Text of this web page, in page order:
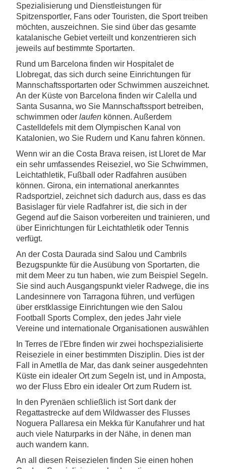
Spezialisierung und Dienstleistungen für
Spitzensportler, Fans oder Touristen, die Sport treiben
möchten, auszeichnen. Sie sind über das gesamte
katalanische Gebiet verteilt und konzentrieren sich
jeweils auf bestimmte Sportarten.
Rund um Barcelona finden wir Hospitalet de
Llobregat, das sich durch seine Einrichtungen für
Mannschaftssportarten oder Schwimmen auszeichnet.
An der Küste von Barcelona finden wir Calella und
Santa Susanna, wo Sie Mannschaftssport betreiben,
schwimmen oder laufen können. Außerdem
Castelldefels mit dem Olympischen Kanal von
Katalonien, wo Sie Rudern und Kanu fahren können.
Wenn wir an die Costa Brava reisen, ist Lloret de Mar
ein sehr umfassendes Reiseziel, wo Sie Schwimmen,
Leichtathletik, Fußball oder Radfahren ausüben
können. Girona, ein international anerkanntes
Radsportziel, zeichnet sich dadurch aus, dass es das
Basislager für viele Radfahrer ist, die sich in der
Gegend auf die Saison vorbereiten und trainieren, und
über Einrichtungen für Leichtathletik oder Tennis
verfügt.
An der Costa Daurada sind Salou und Cambrils
Bezugspunkte für die Ausübung von Sportarten, die
mit dem Meer zu tun haben, wie zum Beispiel Segeln.
Sie sind auch Ausgangspunkt vieler Radwege, die ins
Landesinnere von Tarragona führen, und verfügen
über erstklassige Einrichtungen wie den Salou
Football Sports Complex, den jedes Jahr viele
Vereine und internationale Organisationen auswählen
In Terres de l'Ebre finden wir zwei hochspezialisierte
Reiseziele in einer bestimmten Disziplin. Dies ist der
Fall in Ametlla de Mar, das dank seiner ausgedehnten
Küste ein idealer Ort zum Segeln ist, und in Amposta,
wo der Fluss Ebro ein idealer Ort zum Rudern ist.
In den Pyrenäen schließlich ist Sort dank der
Regattastrecke auf dem Wildwasser des Flusses
Noguera Pallaresa ein Mekka für Kanufahrer und hat
auch viele Naturparks in der Nähe, in denen man
auch wandern kann.
An all diesen Reisezielen finden Sie einen hohen